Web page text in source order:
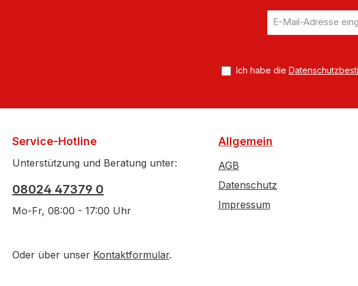
Mail-
Adresse
Ich habe die
Service-Hotline
Unterstützung und Beratung unter:
08024 47379 0
Mo-Fr, 08:00 - 17:00 Uhr
Oder über unser Kontaktformular.
Allgemein
AGB
Datenschutz
Impressum